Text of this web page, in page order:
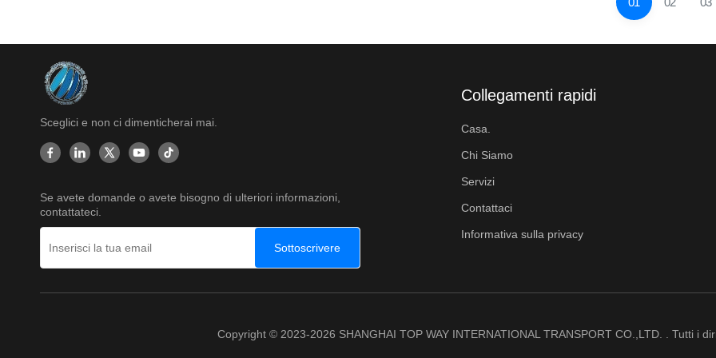
Sceglici e non ci dimenticherai mai.
Se avete domande o avete bisogno di ulteriori informazioni,
contattateci.
Sottoscrivere
Collegamenti rapidi
Casa.
Chi Siamo
Servizi
Contattaci
Informativa sulla privacy
Copyright © 2023-2026 SHANGHAI TOP WAY INTERNATIONAL TRANSPORT CO.,LTD. . Tutti i